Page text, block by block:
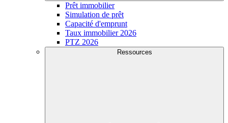
Prêt immobilier
Simulation de prêt
Capacité d'emprunt
Taux immobilier 2026
PTZ 2026
Ressources